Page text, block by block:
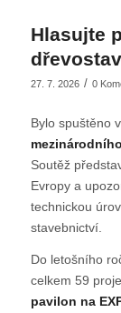
Hlasujte
27. 7. 2026 / 0
Bylo spuštěno
Soutěž
Evropy a
technickou
stavebnictví.
Do letošního
celkem 59
pavilon na